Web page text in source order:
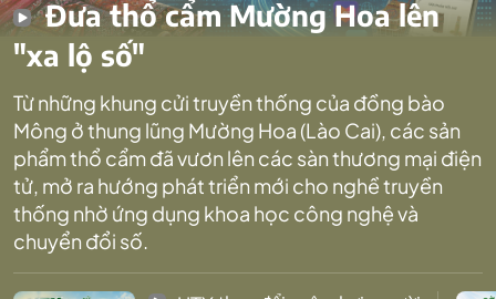
Đưa thổ cẩm Mường Hoa lên
"xa lộ số"
Từ những khung cửi truyền thống của đồng bào
Mông ở thung lũng Mường Hoa (Lào Cai), các sản
phẩm thổ cẩm đã vươn lên các sàn thương mại điện
tử, mở ra hướng phát triển mới cho nghề truyền
thống nhờ ứng dụng khoa học công nghệ và
chuyển đổi số.